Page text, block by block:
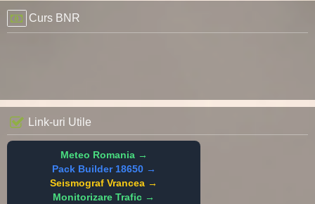
Curs BNR
Link-uri Utile
Meteo Romania →
Pack Builder 18650 →
Seismograf Vrancea →
Monitorizare Trafic →